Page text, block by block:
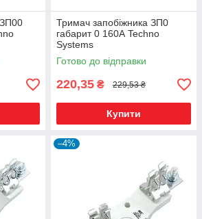
Тримач запобіжника ЗП0
габарит 0 160А Techno
Systems
Готово до відправки
220,35 ₴ 229,53 ₴
Купити
–4%